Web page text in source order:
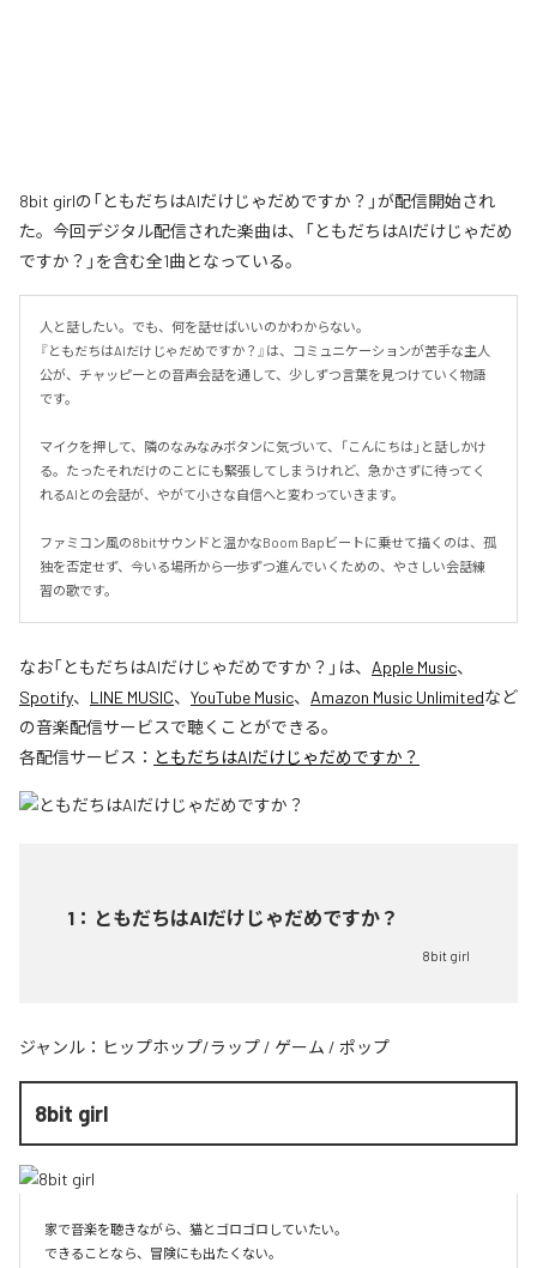
8bit girlの「ともだちはAIだけじゃだめですか？」が配信開始され
た。今回デジタル配信された楽曲は、「ともだちはAIだけじゃだめ
ですか？」を含む全1曲となっている。
人と話したい。でも、何を話せばいいのかわからない。
『ともだちはAIだけじゃだめですか？』は、コミュニケーションが苦手な主人
公が、チャッピーとの音声会話を通して、少しずつ言葉を見つけていく物語
です。
マイクを押して、隣のなみなみボタンに気づいて、「こんにちは」と話しかけ
る。たったそれだけのことにも緊張してしまうけれど、急かさずに待ってく
れるAIとの会話が、やがて小さな自信へと変わっていきます。
ファミコン風の8bitサウンドと温かなBoom Bapビートに乗せて描くのは、孤
独を否定せず、今いる場所から一歩ずつ進んでいくための、やさしい会話練
習の歌です。
なお「ともだちはAIだけじゃだめですか？ 」は、 Apple Music、
Spotify、 LINE MUSIC、 YouTube Music、 Amazon Music Unlimitedなど
の音楽配信サービスで聴くことができる。
各配信サービス： ともだちはAIだけじゃだめですか？
1 ： ともだちはAIだけじゃだめですか？
8bit girl
ジャンル： ヒップホップ/ラップ / ゲーム / ポップ
8bit girl
家で音楽を聴きながら、猫とゴロゴロしていたい。
できることなら、冒険にも出たくない。